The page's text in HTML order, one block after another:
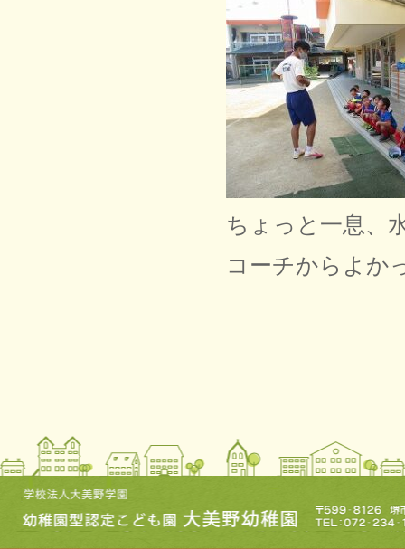
ちょっと一息、
コーチからよか